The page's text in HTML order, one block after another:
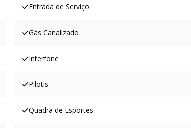
Entrada de Serviço
Gás Canalizado
Interfone
Pilotis
Quadra de Esportes